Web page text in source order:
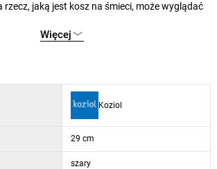
jest kosz na śmieci, może wyglądać
go z materiałów z recyclingu, z dodatkiem celulozy.
jej produkty zostały wykonane
Więcej
Koziol
29 cm
szary